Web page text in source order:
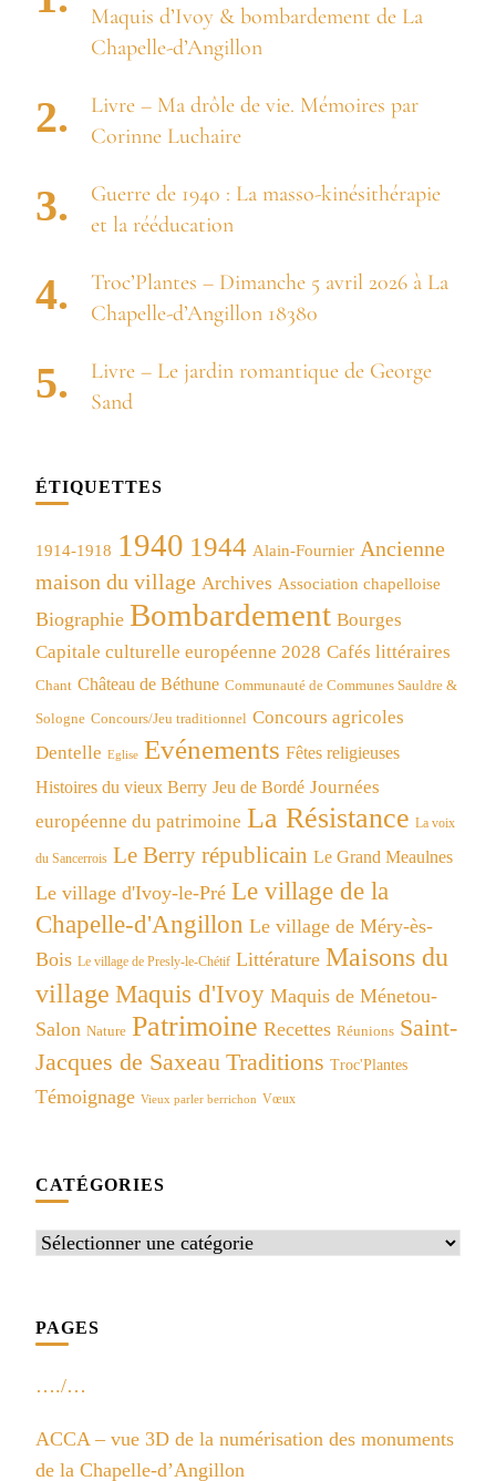
Maquis d’Ivoy & bombardement de La
Chapelle-d’Angillon
Livre – Ma drôle de vie. Mémoires par
Corinne Luchaire
Guerre de 1940 : La masso-kinésithérapie
et la rééducation
Troc’Plantes – Dimanche 5 avril 2026 à La
Chapelle-d’Angillon 18380
Livre – Le jardin romantique de George
Sand
ÉTIQUETTES
1914-1918 1940 1944 Alain-Fournier Ancienne
maison du village Archives Association chapelloise
Biographie Bombardement Bourges
Capitale culturelle européenne 2028 Cafés littéraires
Chant Château de Béthune Communauté de Communes Sauldre &
Sologne Concours/Jeu traditionnel Concours agricoles
Dentelle Eglise Evénements Fêtes religieuses
Histoires du vieux Berry Jeu de Bordé Journées
européenne du patrimoine La Résistance La voix
du Sancerrois Le Berry républicain Le Grand Meaulnes
Le village d'Ivoy-le-Pré Le village de la
Chapelle-d'Angillon Le village de Méry-ès-
Bois Le village de Presly-le-Chétif Littérature Maisons du
village Maquis d'Ivoy Maquis de Ménetou-
Salon Nature Patrimoine Recettes Réunions Saint-
Jacques de Saxeau Traditions Troc'Plantes
Témoignage Vieux parler berrichon Vœux
CATÉGORIES
Catégories
PAGES
…./…
ACCA – vue 3D de la numérisation des monuments
de la Chapelle-d’Angillon